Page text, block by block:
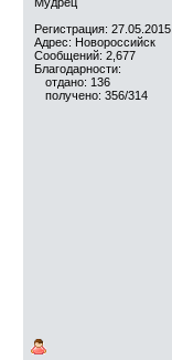
Регистрация: 27.05.2015
Адрес: Новороссийск
Сообщений: 2,677
Благодарности:
отдано: 136
получено: 356/314